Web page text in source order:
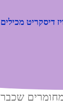
דיסקריט מכילים
שכבר